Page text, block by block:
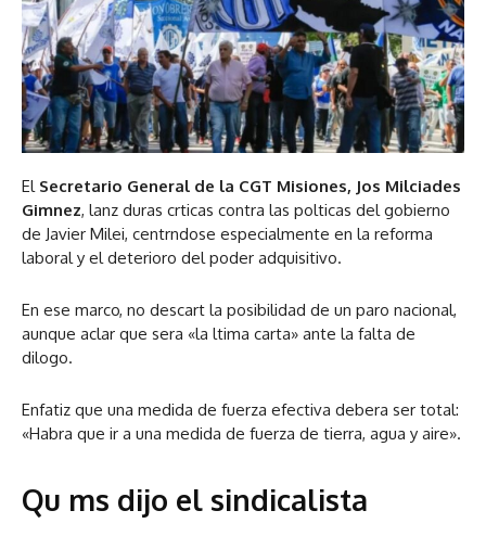
El Secretario General de la CGT Misiones, Jos Milciades
Gimnez, lanz duras crticas contra las polticas del gobierno
de Javier Milei, centrndose especialmente en la reforma
laboral y el deterioro del poder adquisitivo.
En ese marco, no descart la posibilidad de un paro nacional,
aunque aclar que sera «la ltima carta» ante la falta de
dilogo.
Enfatiz que una medida de fuerza efectiva debera ser total:
«Habra que ir a una medida de fuerza de tierra, agua y aire».
Qu ms dijo el sindicalista